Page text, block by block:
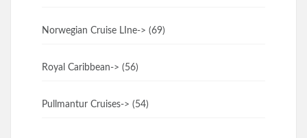
Norwegian Cruise LIne-> (69)
Royal Caribbean-> (56)
Pullmantur Cruises-> (54)